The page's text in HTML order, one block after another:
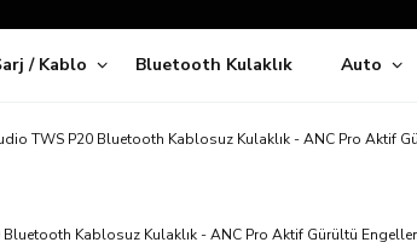
5 İş Günü
Kapıda Ödeme Kolaylığı, Kredi
Süper
/ Kablo Bluetooth Kulaklık Auto
TWS P20 Bluetooth Kablosuz Kulaklık - ANC Pro Aktif